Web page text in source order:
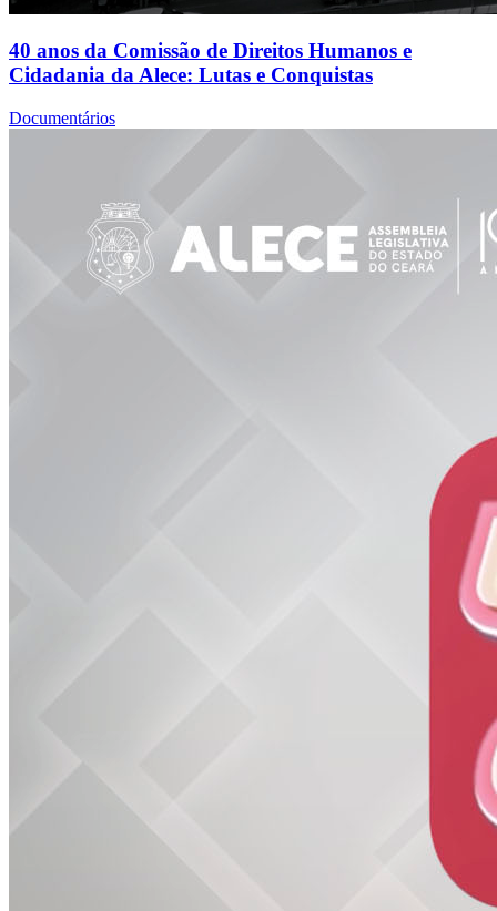
40 anos da Comissão de Direitos Humanos e
Cidadania da Alece: Lutas e Conquistas
Documentários